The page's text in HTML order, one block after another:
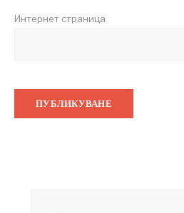
Интернет страница